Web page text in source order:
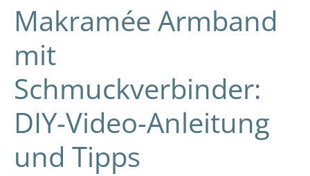
Makramée Armband
mit
Schmuckverbinder:
DIY-Video-Anleitung
und Tipps